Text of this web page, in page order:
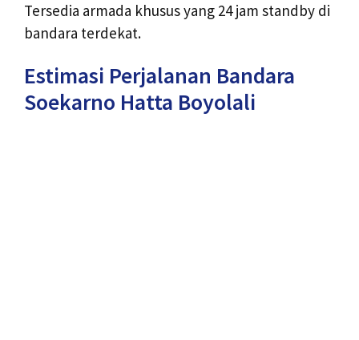
Tersedia armada khusus yang 24 jam standby di
bandara terdekat.
Estimasi Perjalanan Bandara
Soekarno Hatta Boyolali